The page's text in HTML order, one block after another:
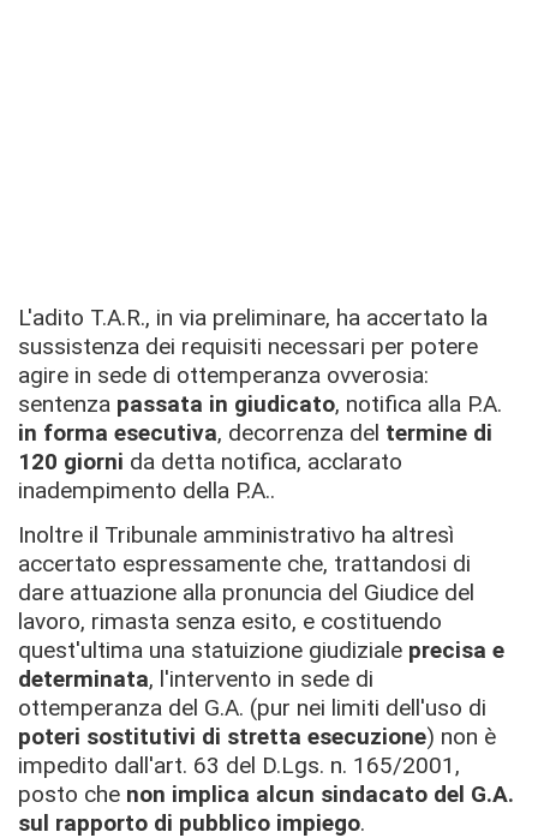
L'adito T.A.R., in via preliminare, ha accertato la
sussistenza dei requisiti necessari per potere
agire in sede di ottemperanza ovverosia:
sentenza passata in giudicato, notifica alla P.A.
in forma esecutiva, decorrenza del termine di
120 giorni da detta notifica, acclarato
inadempimento della P.A..
Inoltre il Tribunale amministrativo ha altresì
accertato espressamente che, trattandosi di
dare attuazione alla pronuncia del Giudice del
lavoro, rimasta senza esito, e costituendo
quest'ultima una statuizione giudiziale precisa e
determinata, l'intervento in sede di
ottemperanza del G.A. (pur nei limiti dell'uso di
poteri sostitutivi di stretta esecuzione) non è
impedito dall'art. 63 del D.Lgs. n. 165/2001,
posto che non implica alcun sindacato del G.A.
sul rapporto di pubblico impiego.